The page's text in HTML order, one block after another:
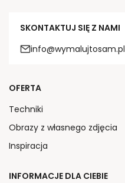
SKONTAKTUJ SIĘ Z NAMI
info@wymalujtosam.pl
OFERTA
Techniki
Obrazy z własnego zdjęcia
Inspiracja
INFORMACJE DLA CIEBIE